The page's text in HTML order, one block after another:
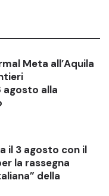
Meta all’Aquila
agosto alla
il 3 agosto con il
la rassegna
della